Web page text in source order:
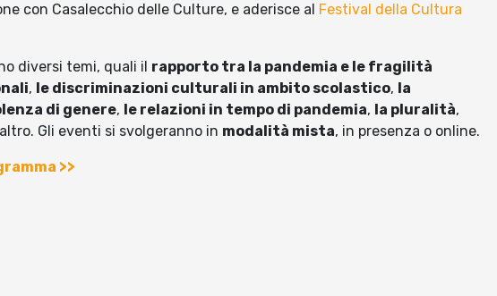
con Casalecchio delle Culture, e aderisce al Festival della Cultura
diversi temi, quali il rapporto tra la pandemia e le fragilità
, le discriminazioni culturali in ambito scolastico, la
di genere, le relazioni in tempo di pandemia, la pluralità,
Gli eventi si svolgeranno in modalità mista, in presenza o online.
>>